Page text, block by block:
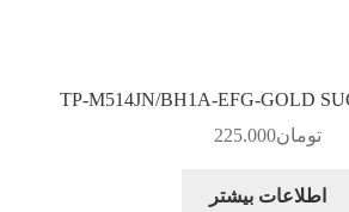
تومان225.000
اطلاعات بیشتر